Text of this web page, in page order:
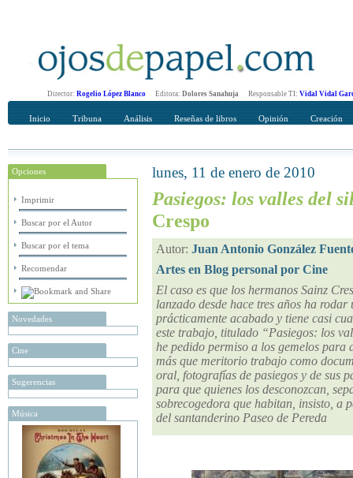
Director: Rogelio López Blanco Editora: Dolores Sanahuja Responsable TI: Vidal Vidal
Inicio Tribuna Análisis Reseñas de libros Opinión Creación
Opciones
Imprimir
Buscar por el Autor
Buscar por el tema
Recomendar
Novedades
Cine
Sugerencias
Música
Recomendar
lunes, 11 de enero de 2010
Pasiegos: los valles del
Crespo
Autor: Juan Antonio González
Artes en Blog personal por Cine
El caso es que los hermanos Sainz
lanzado desde hace tres años ha
prácticamente acabado y tiene casi
este trabajo, titulado “Pasiegos: los
he pedido permiso a los gemelos
más que meritorio trabajo como
oral, fotografías de pasiegos y de sus
para que quienes los desconozcan,
sobrecogedora que habitan, insisto, a
del santanderino Paseo de Pereda